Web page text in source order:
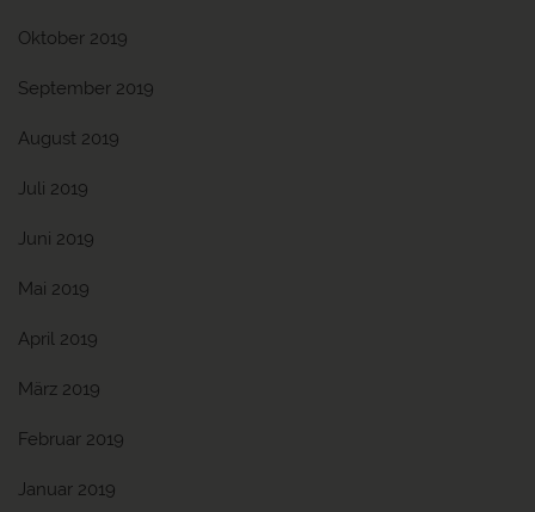
Oktober 2019
September 2019
August 2019
Juli 2019
Juni 2019
Mai 2019
April 2019
März 2019
Februar 2019
Januar 2019